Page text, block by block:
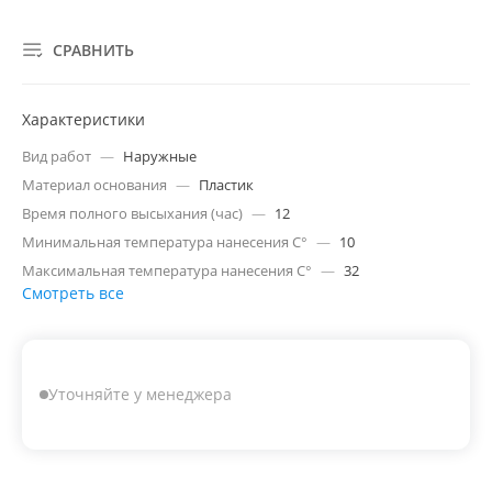
СРАВНИТЬ
Характеристики
Вид работ — Наружные
Материал основания — Пластик
Время полного высыхания (час) — 12
Минимальная температура нанесения C° — 10
Максимальная температура нанесения C° — 32
Смотреть все
Уточняйте у менеджера